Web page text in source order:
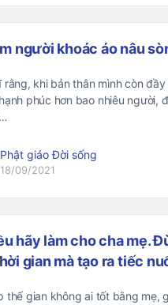
người khoác áo nâu
rằng, khi bản thân mình còn
phúc hơn bao nhiêu người,
Phật giáo Đời sống
18/09/2021
hãy làm cho cha mẹ.
gian mà tạo ra tiếc
thế gian không ai tốt bằng mẹ,